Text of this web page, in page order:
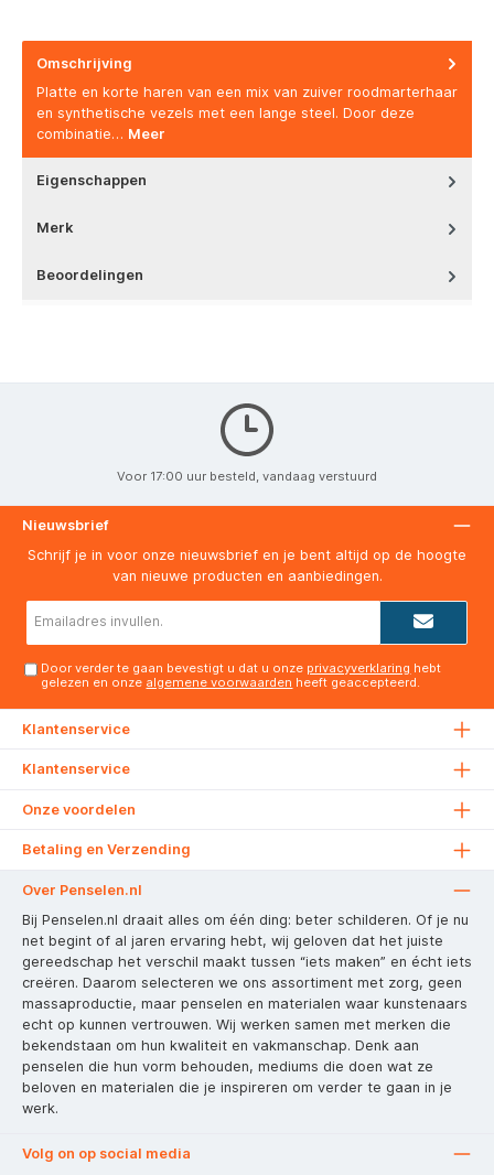
Omschrijving
Platte en korte haren van een mix van zuiver roodmarterhaar
en synthetische vezels met een lange steel. Door deze
combinatie… Meer
Eigenschappen
Merk
Beoordelingen
Voor 17:00 uur besteld, vandaag verstuurd
Nieuwsbrief
Schrijf je in voor onze nieuwsbrief en je bent altijd op de hoogte
van nieuwe producten en aanbiedingen.
Door verder te gaan bevestigt u dat u onze privacyverklaring hebt
gelezen en onze algemene voorwaarden heeft geaccepteerd.
Klantenservice
Klantenservice
Onze voordelen
Betaling en Verzending
Over Penselen.nl
Bij Penselen.nl draait alles om één ding: beter schilderen. Of je nu
net begint of al jaren ervaring hebt, wij geloven dat het juiste
gereedschap het verschil maakt tussen “iets maken” en écht iets
creëren. Daarom selecteren we ons assortiment met zorg, geen
massaproductie, maar penselen en materialen waar kunstenaars
echt op kunnen vertrouwen. Wij werken samen met merken die
bekendstaan om hun kwaliteit en vakmanschap. Denk aan
penselen die hun vorm behouden, mediums die doen wat ze
beloven en materialen die je inspireren om verder te gaan in je
werk.
Volg on op social media